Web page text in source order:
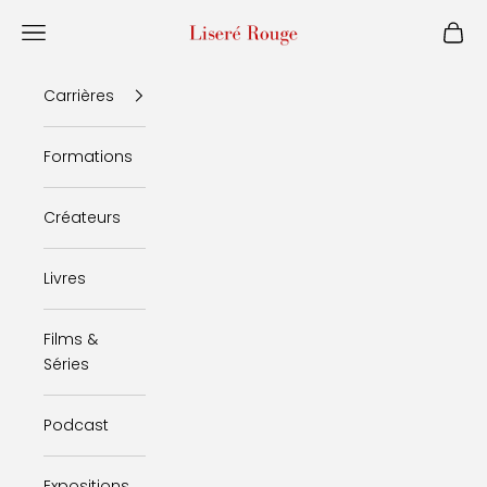
Liseré Rouge
Menu Panier
Carrières
Formations
Créateurs
Livres
Films &
Séries
Podcast